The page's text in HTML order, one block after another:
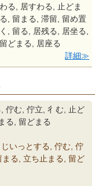
わる, 居すわる, 止どま
る, 留まる, 滞留, 留め置
く, 留る, 居残る, 居坐る,
留どまる, 居座る
詳細
佇む, 佇立, 彳む, 止ど
る, 留どまる
いっとする, 佇む, 佇
る, 立ち止まる, 留ど